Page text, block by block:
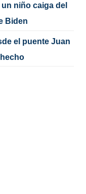
niño caiga del
Biden
el puente Juan